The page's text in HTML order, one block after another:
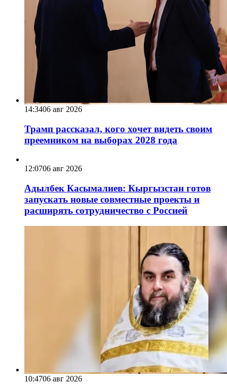
14:3406 авг 2026
Трамп рассказал, кого хочет видеть своим
преемником на выборах 2028 года
12:0706 авг 2026
Адылбек Касымалиев: Кыргызстан готов
запускать новые совместные проекты и
расширять сотрудничество с Россией
10:4706 авг 2026